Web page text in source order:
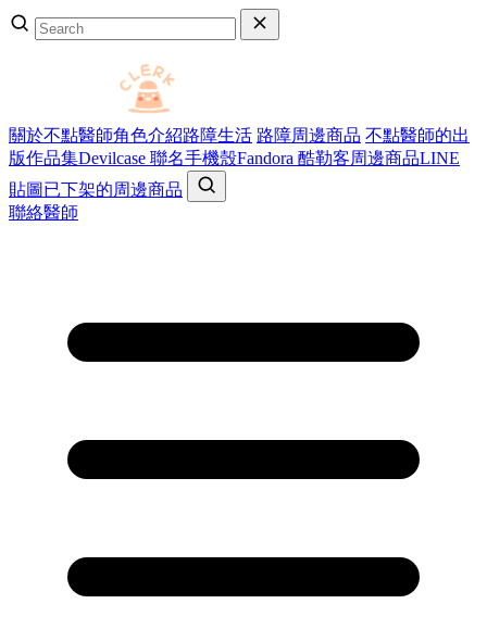
關於不點醫師角色介紹路障生活 路障周邊商品 不點醫師的出
版作品集Devilcase 聯名手機殼Fandora 酷勒客周邊商品LINE
貼圖 已下架的周邊商品
聯絡醫師